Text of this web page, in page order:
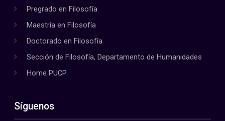
Pregrado en Filosofía
Maestría en Filosofía
Doctorado en Filosofía
Sección de Filosofía, Departamento de Humanidades
Home PUCP
Síguenos